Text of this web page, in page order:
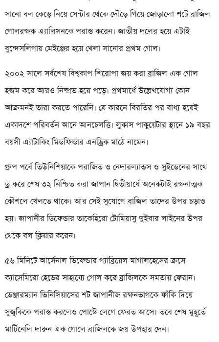
সানো বল কেড়ে নিয়ে সেন্টার থেকে দৌড়ে গিয়ে জোড়ালো শটে ব্রাজিল
গোলরক্ষক এ্যালিসনকে পরাস্ত করেন। জাতীয় দলের হয়ে এটাই
বুন্দেসলিগায় মেইঞ্জের হয়ে খেলা সানোর প্রথম গোল।
২০০২ সালে সর্বশেষ বিশ্বকাপ শিরোপা জয় করা ব্রাজিল এক গোল
হজম করে আরও নিষ্প্রভ হয়ে পড়ে। প্রথমার্ধে উল্লেখযোগ্য কোন
আক্রমনই তারা করতে পারেনি। যে কারনে বিরতির পর বাধ্য হয়েই
একাদশে পরিবর্তন আনে আনচেলত্তি। লুকাস পাকুয়েটার স্থানে ১৯ বছর
বয়সী এ্যাটাকিং মিডফিল্ডার এনড্রিক মাঠে নামেন।
গ্রুপ পর্বে তিউনিশিয়াকে পরাজিত ও নেদারল্যান্ডস ও সুইডেনের সাথে
ড্র করে শেষ ৩২ নিশ্চিত করা জাপান দ্বিতীয়ার্ধে অনেকটাই রক্ষনাত্মক
কৌশলে খেলতে থাকে। আর সেই সুযোগে ব্রাজিল তাদের উপর চড়াও
হয়। জাপানীর ডিফেন্ডার তাকেহিরো টোমিয়াসু দুইবার লাইনের উপর
থেকে বল ক্লিয়ার করেন।
৫৬ মিনিটে আর্সেনাল ডিফেন্ডার গ্যাব্রিয়েল মাগালহেসের ক্রসে
ক্যাসেমিরো হেডের সাহায্যে গোল করে ব্রাজিলকে সমতায় ফেরান।
ডেঞ্জারম্যান ভিনিসিয়াসের শট জাপানীজ রক্ষনভাগকে ফাঁকি দিয়ে
সুজুকিকে পরাস্ত করলেও পোস্টে লেগে ফেরত আসে। তবে শেষ মুহূর্তে
মার্টিনেলি দারুন এক গোলে ব্রাজিলকে জয় উপহার দেন।